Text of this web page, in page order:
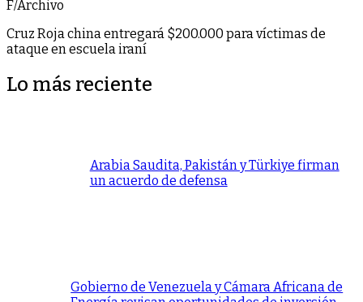
F/Archivo
Cruz Roja china entregará $200.000 para víctimas de
ataque en escuela iraní
Lo más reciente
Arabia Saudita, Pakistán y Türkiye firman
un acuerdo de defensa
Gobierno de Venezuela y Cámara Africana de